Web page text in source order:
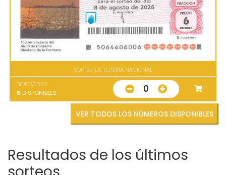
SORTEO DE LOTERIA NACIONAL
08/08/2026
5 DISPONIBLES 0
VER TODOS LOS NÚMEROS DISPONIBLES
Resultados de los últimos